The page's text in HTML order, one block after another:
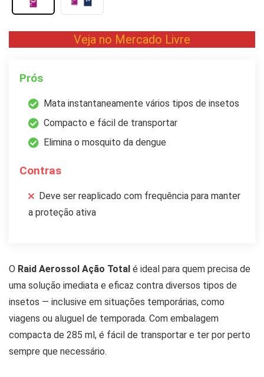
Veja no Mercado Livre
Prós
Mata instantaneamente vários tipos de insetos
Compacto e fácil de transportar
Elimina o mosquito da dengue
Contras
Deve ser reaplicado com frequência para manter
a proteção ativa
O Raid Aerossol Ação Total é ideal para quem precisa de
uma solução imediata e eficaz contra diversos tipos de
insetos — inclusive em situações temporárias, como
viagens ou aluguel de temporada. Com embalagem
compacta de 285 ml, é fácil de transportar e ter por perto
sempre que necessário.